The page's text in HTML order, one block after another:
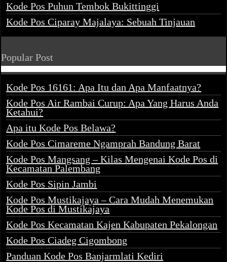
Kode Pos Puhun Tembok Bukittinggi
Kode Pos Ciparay Majalaya: Sebuah Tinjauan
Popular Post
Kode Pos 16161: Apa Itu dan Apa Manfaatnya?
Kode Pos Air Rambai Curup: Apa Yang Harus Anda
Ketahui?
Apa itu Kode Pos Belawa?
Kode Pos Cimareme Ngamprah Bandung Barat
Kode Pos Mangsang – Kilas Mengenai Kode Pos di
Kecamatan Palembang
Kode Pos Sipin Jambi
Kode Pos Mustikajaya – Cara Mudah Menemukan
Kode Pos di Mustikajaya
Kode Pos Kecamatan Kajen Kabupaten Pekalongan
Kode Pos Ciadeg Cigombong
Panduan Kode Pos Banjarmlati Kediri